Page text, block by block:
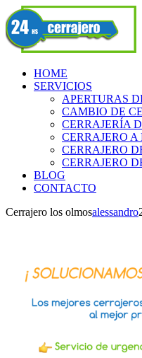
Skip
to
content
Facebook
HOME
SERVICIOS
APERTURAS
CAMBIO DE
CERRAJERÍA
CERRAJERO
CERRAJERO
CERRAJERO
BLOG
CONTACTO
Cerrajero los olmosalessandro